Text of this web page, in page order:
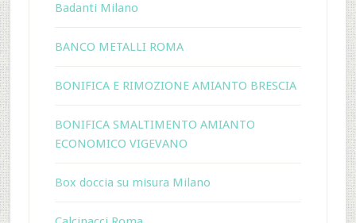
Badanti Milano
BANCO METALLI ROMA
BONIFICA E RIMOZIONE AMIANTO BRESCIA
BONIFICA SMALTIMENTO AMIANTO
ECONOMICO VIGEVANO
Box doccia su misura Milano